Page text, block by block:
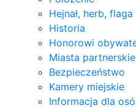
Hejnał, herb, flaga
Historia
Honorowi
Miasta partnerskie
Bezpieczeństwo
Kamery miejskie
Informacja dla